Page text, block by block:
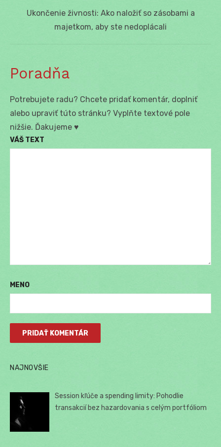
NextUkončenie živnosti: Ako naložiť so zásobami a
majetkom, aby ste nedoplácali
Poradňa
Potrebujete radu? Chcete pridať komentár, doplniť
alebo upraviť túto stránku? Vyplňte textové pole
nižšie. Ďakujeme ♥
VÁŠ TEXT
MENO
NAJNOVŠIE
Session kľúče a spending limity: Pohodlie
transakcií bez hazardovania s celým portfóliom